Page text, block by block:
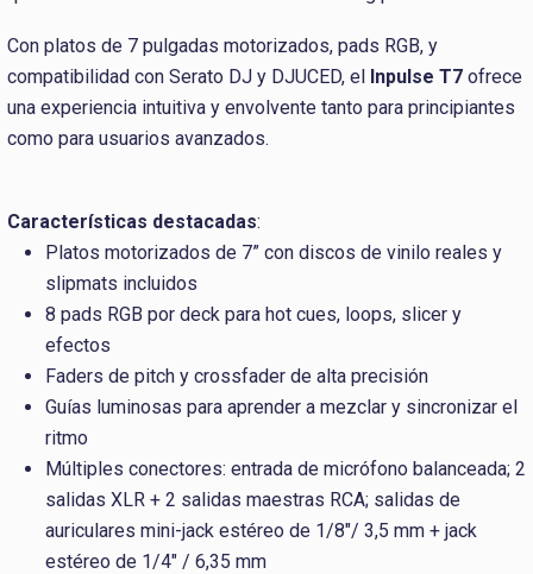
Con platos de 7 pulgadas motorizados, pads RGB, y
compatibilidad con Serato DJ y DJUCED, el Inpulse T7 ofrece
una experiencia intuitiva y envolvente tanto para principiantes
como para usuarios avanzados.
Características destacadas:
Platos motorizados de 7” con discos de vinilo reales y
slipmats incluidos
8 pads RGB por deck para hot cues, loops, slicer y
efectos
Faders de pitch y crossfader de alta precisión
Guías luminosas para aprender a mezclar y sincronizar el
ritmo
Múltiples conectores: entrada de micrófono balanceada; 2
salidas XLR + 2 salidas maestras RCA; salidas de
auriculares mini-jack estéreo de 1/8"/ 3,5 mm + jack
estéreo de 1/4" / 6,35 mm